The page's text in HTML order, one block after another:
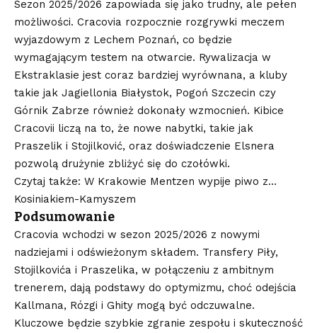
Sezon 2025/2026 zapowiada się jako trudny, ale pełen
możliwości. Cracovia rozpocznie rozgrywki meczem
wyjazdowym z Lechem Poznań, co będzie
wymagającym testem na otwarcie. Rywalizacja w
Ekstraklasie jest coraz bardziej wyrównana, a kluby
takie jak Jagiellonia Białystok, Pogoń Szczecin czy
Górnik Zabrze również dokonały wzmocnień. Kibice
Cracovii liczą na to, że nowe nabytki, takie jak
Praszelik i Stojilković, oraz doświadczenie Elsnera
pozwolą drużynie zbliżyć się do czołówki.
Czytaj także: W Krakowie Mentzen wypije piwo z…
Kosiniakiem-Kamyszem
Podsumowanie
Cracovia wchodzi w sezon 2025/2026 z nowymi
nadziejami i odświeżonym składem. Transfery Piły,
Stojilkovića i Praszelika, w połączeniu z ambitnym
trenerem, dają podstawy do optymizmu, choć odejścia
Kallmana, Rózgi i Ghity mogą być odczuwalne.
Kluczowe będzie szybkie zgranie zespołu i skuteczność